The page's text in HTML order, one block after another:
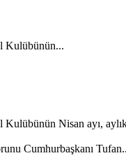
Kulübünün...
Nisan ayı, aylık